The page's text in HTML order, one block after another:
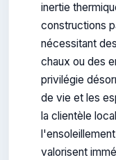
inertie
constructions
nécessitant
chaux ou des
privilégie
de vie et les
la clientèle
valorisent